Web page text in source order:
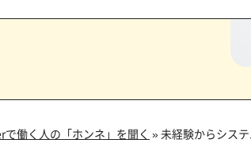
で働く人の「ホンネ」を聞く » 未経験からシス